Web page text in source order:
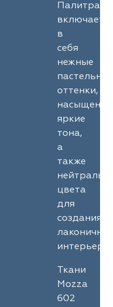
Палитра
включает
в
себя
нежные
оттенки,
яркие
тона,
а
также
цвета
для
создания
Ткани
Mozza
602